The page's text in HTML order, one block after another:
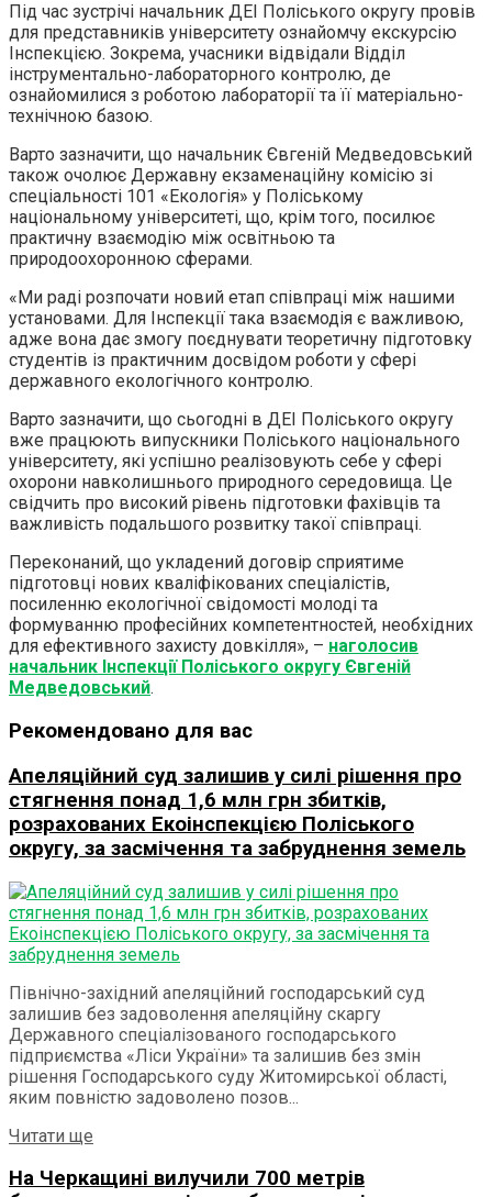
Під час зустрічі начальник ДЕІ Поліського округу провів
для представників університету ознайомчу екскурсію
Інспекцією. Зокрема, учасники відвідали Відділ
інструментально-лабораторного контролю, де
ознайомилися з роботою лабораторії та її матеріально-
технічною базою.
Варто зазначити, що начальник Євгеній Медведовський
також очолює Державну екзаменаційну комісію зі
спеціальності 101 «Екологія» у Поліському
національному університеті, що, крім того, посилює
практичну взаємодію між освітньою та
природоохоронною сферами.
«Ми раді розпочати новий етап співпраці між нашими
установами. Для Інспекції така взаємодія є важливою,
адже вона дає змогу поєднувати теоретичну підготовку
студентів із практичним досвідом роботи у сфері
державного екологічного контролю.
Варто зазначити, що сьогодні в ДЕІ Поліського округу
вже працюють випускники Поліського національного
університету, які успішно реалізовують себе у сфері
охорони навколишнього природного середовища. Це
свідчить про високий рівень підготовки фахівців та
важливість подальшого розвитку такої співпраці.
Переконаний, що укладений договір сприятиме
підготовці нових кваліфікованих спеціалістів,
посиленню екологічної свідомості молоді та
формуванню професійних компетентностей, необхідних
для ефективного захисту довкілля», – наголосив
начальник Інспекції Поліського округу Євгеній
Медведовський.
Рекомендовано для вас
Апеляційний суд залишив у силі рішення про
стягнення понад 1,6 млн грн збитків,
розрахованих Екоінспекцією Поліського
округу, за засмічення та забруднення земель
Північно-західний апеляційний господарський суд
залишив без задоволення апеляційну скаргу
Державного спеціалізованого господарського
підприємства «Ліси України» та залишив без змін
рішення Господарського суду Житомирської області,
яким повністю задоволено позов...
Читати ще
На Черкащині вилучили 700 метрів